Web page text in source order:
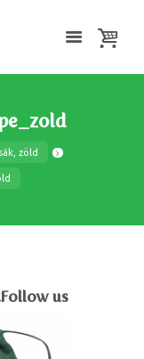
zöld
us